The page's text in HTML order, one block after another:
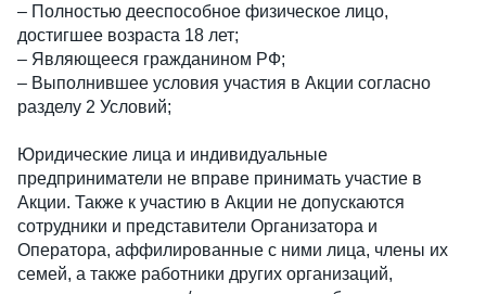
– Полностью дееспособное физическое лицо,
достигшее возраста 18 лет;
– Являющееся гражданином РФ;
– Выполнившее условия участия в Акции согласно
разделу 2 Условий;
Юридические лица и индивидуальные
предприниматели не вправе принимать участие в
Акции. Также к участию в Акции не допускаются
сотрудники и представители Организатора и
Оператора, аффилированные с ними лица, члены их
семей, а также работники других организаций,